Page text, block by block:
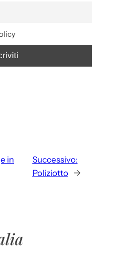
in
Successivo:
Poliziotto
→